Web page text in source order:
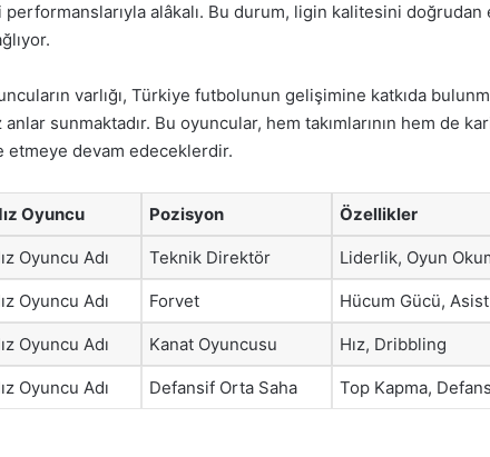
performanslarıyla alâkalı. Bu durum, ligin kalitesini
varlığı, Türkiye futbolunun gelişimine katkıda
sunmaktadır. Bu oyuncular, hem takımlarının hem de
etmeye devam edeceklerdir.
Oyuncu Pozisyon Özellikler
Oyuncu Adı Teknik Direktör Liderlik, Oyun
Oyuncu Adı Forvet Hücum Gücü,
Oyuncu Adı Kanat Oyuncusu Hız, Dribbling
Oyuncu Adı Defansif Orta Saha Top Kapma,